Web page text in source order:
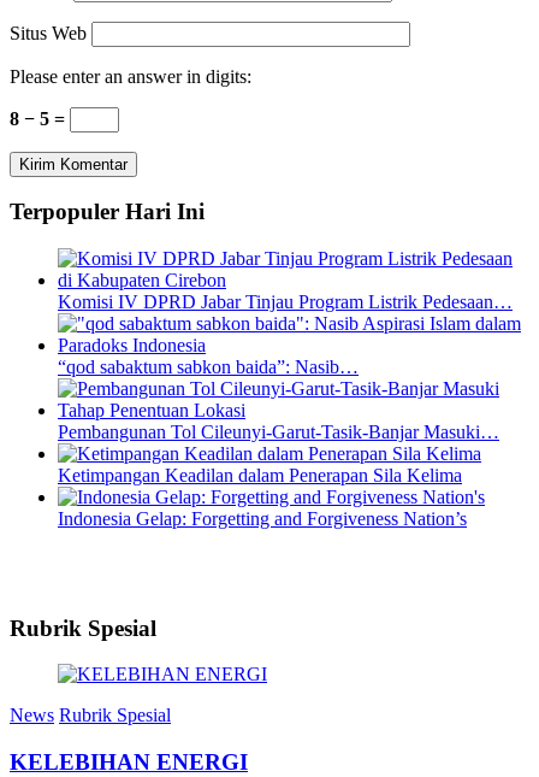
Situs Web
Please enter an answer in digits:
8 − 5 =
Terpopuler Hari Ini
Komisi IV DPRD Jabar Tinjau Program Listrik Pedesaan…
“qod sabaktum sabkon baida”: Nasib…
Pembangunan Tol Cileunyi-Garut-Tasik-Banjar Masuki…
Ketimpangan Keadilan dalam Penerapan Sila Kelima
Indonesia Gelap: Forgetting and Forgiveness Nation’s
Rubrik Spesial
News Rubrik Spesial
KELEBIHAN ENERGI